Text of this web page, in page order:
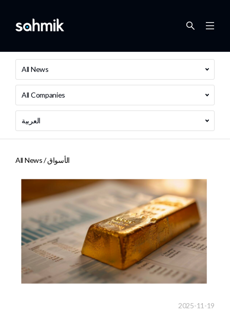
All News
All Companies
العربية
All News /الأسواق
2025-11-19